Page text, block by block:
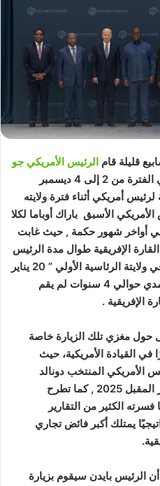
قليلة قام الرئيس الأمريكي جو
في الفترة من 2 إلى 4 ديسمبر
لرئيس أمريكي أثناء فترة ولايته
الأسبق باراك أوباما لكلا
في أواخر شهور حكمة , حيث غابت
الإفريقية طوال مدة الرئيس
الأمريكي المنتخب دونالد ترامب في ولايتة الرئاسية الأولي ” 20 يناير
2017 – 20 يناير 2021 ” , وعلي مدي حوالي 4 سنوات لم يقم
الإفريقية .
حول مغزي تلك الزيارة خاصة
القيادة الأمريكية، حيث
الأمريكي المنتخب دونالد
ترامب لتولي السلطة في 20 يناير المقبل 2025 , كما تطرح
الكثير من التقارير
يمتلك أكبر فائض تجاري
الرئيس بايدن سيقوم بزيارة